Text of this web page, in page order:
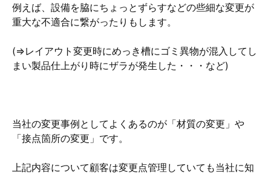
例えば、設備を脇にちょっとずらすなどの些細な変更が
重大な不適合に繋がったりもします。
(⇒レイアウト変更時にめっき槽にゴミ異物が混入してし
まい製品仕上がり時にザラが発生した・・・など)
当社の変更事例としてよくあるのが「材質の変更」や
「接点箇所の変更」です。
上記内容について顧客は変更点管理していても当社に知